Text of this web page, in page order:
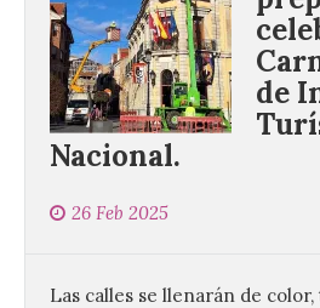
de
Nacional.
26 Feb 2025
Las calles se llenarán de